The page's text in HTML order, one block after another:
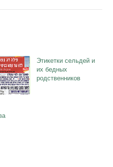
Этикетки сельдей и
их бедных
родственников